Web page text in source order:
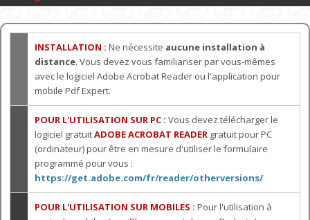
INSTALLATION : Ne nécessite aucune installation à
distance. Vous devez vous familiariser par vous-mêmes
avec le logiciel Adobe Acrobat Reader ou l'application pour
mobile Pdf Expert.
POUR L'UTILISATION SUR PC : Vous devez télécharger le
logiciel gratuitADOBE ACROBAT READER gratuit pour PC
(ordinateur) pour être en mesure d'utiliser le formulaire
programmé pour vous :
https://get.adobe.com/fr/reader/otherversions/
POUR L'UTILISATION SUR MOBILES : Pour l'utilisation à